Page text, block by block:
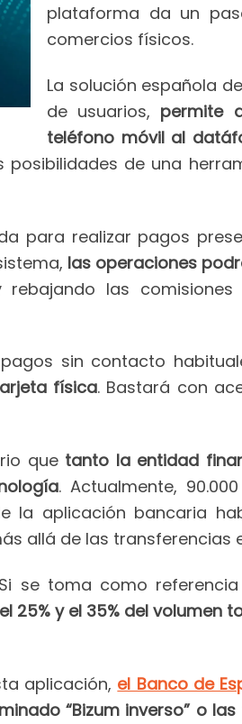
plataforma da un
comercios físicos.
La solución española
de usuarios, permite
teléfono móvil al
posibilidades de una
para realizar pagos
las operaciones
rebajando las
sin contacto
física. Bastará con
que tanto la entidad
. Actualmente,
la aplicación bancaria
allá de las transferencias
se toma como
25% y el 35% del volumen
aplicación, el Banco de
“Bizum inverso” o